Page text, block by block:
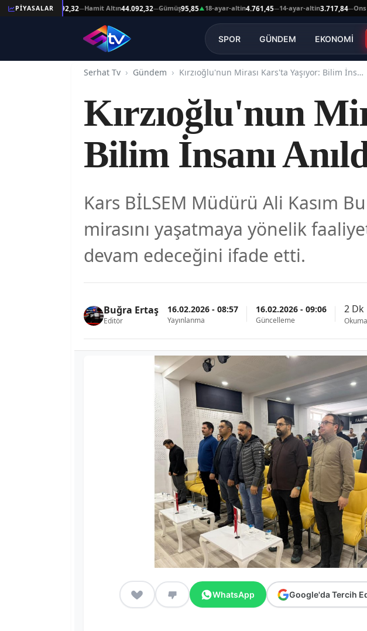
PİYASALAR
Altın44.092,32 —Hamit Altın44.092,32—Gümüş95,85▲18-ayar-altin4.761,45—14-ayar-altin3.717,84—Ons Altın
SPOR GÜNDEM EKONOMİ
Serhat Tv Gündem Kırzıoğlu'nun Mirası Kars'ta Yaşıyor: Bilim İnsanı Anıldı
Kırzıoğlu'nun
Bilim İnsanı
Kars BİLSEM Müdürü Ali Kasım
mirasını yaşatmaya yönelik
devam edeceğini ifade etti.
Buğra Ertaş
Editör
16.02.2026 - 08:57
Yayınlanma
16.02.2026 - 09:06
Güncelleme
2 Dk
WhatsApp Google'da Tercih